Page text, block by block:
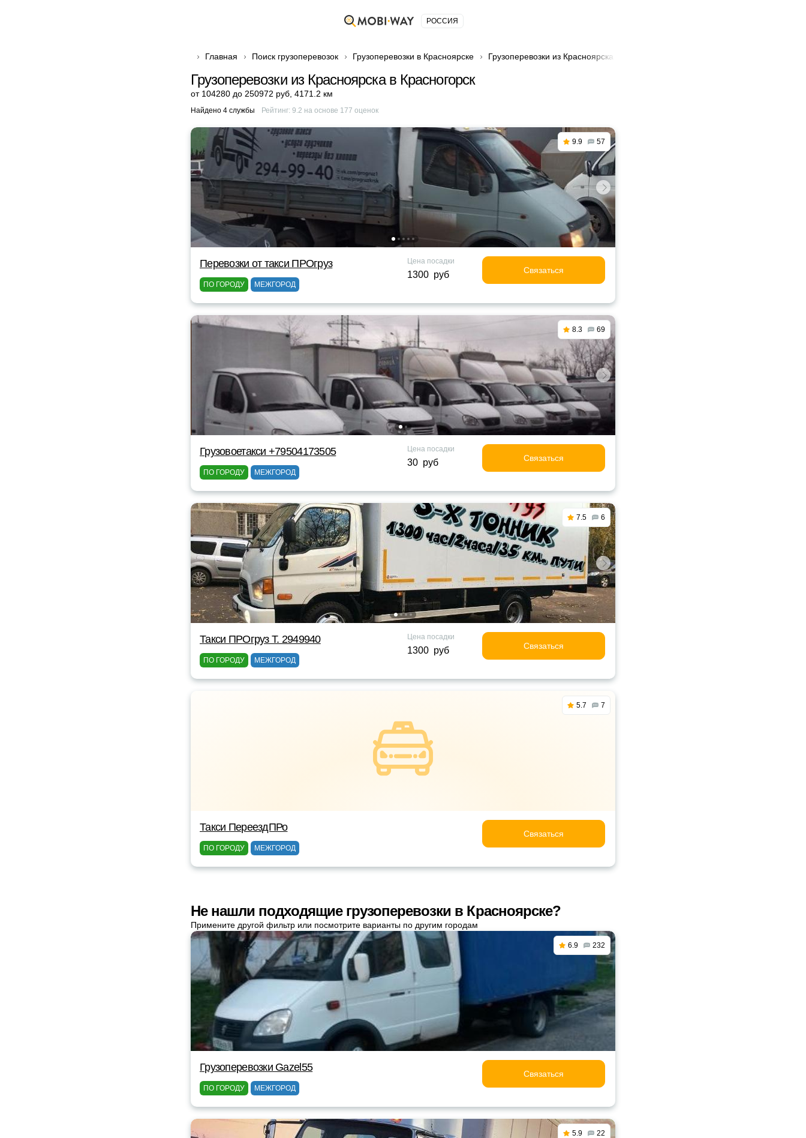
РОССИЯ
Главная Поиск грузоперевозок Грузоперевозки в Красноярске Грузоперевозки из Красноярска в Красногорск
Грузоперевозки из Красноярска в Красногорск
от 104280 до 250972 руб 4171.2 км
Найдено 4 службы Рейтинг: 9.2 на основе 177 оценок
9.9 57
Перевозки от такси ПРОгруз
ПО ГОРОДУ МЕЖГОРОД
Цена посадки
1300 руб Связаться
8.3 69
Грузовоетакси +79504173505
ПО ГОРОДУ МЕЖГОРОД
Цена посадки
30 руб Связаться
7.5 6
Такси ПРОгруз Т. 2949940
ПО ГОРОДУ МЕЖГОРОД
Цена посадки
1300 руб Связаться
5.7 7
Такси ПереездПРо
ПО ГОРОДУ МЕЖГОРОД
Связаться
Не нашли подходящие грузоперевозки в Красноярске?
Примените другой фильтр или посмотрите варианты по другим городам
6.9 232
Грузоперевозки Gazel55
ПО ГОРОДУ МЕЖГОРОД
Связаться
5.9 22